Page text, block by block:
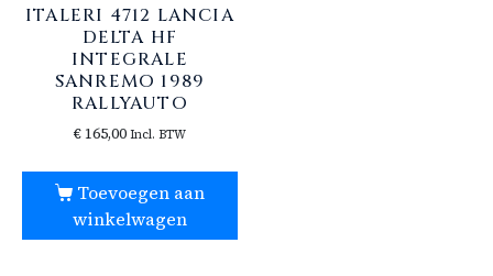
ITALERI 4712 LANCIA
DELTA HF
INTEGRALE
SANREMO 1989
RALLYAUTO
€165,00 Incl. BTW
Toevoegen aan
winkelwagen